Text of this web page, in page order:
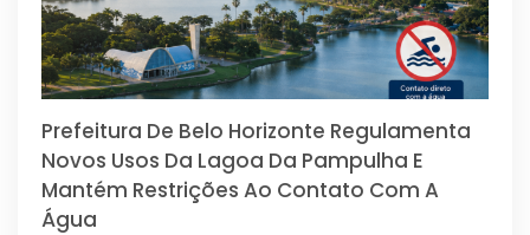
Prefeitura De Belo Horizonte Regulamenta
Novos Usos Da Lagoa Da Pampulha E
Mantém Restrições Ao Contato Com A
Água